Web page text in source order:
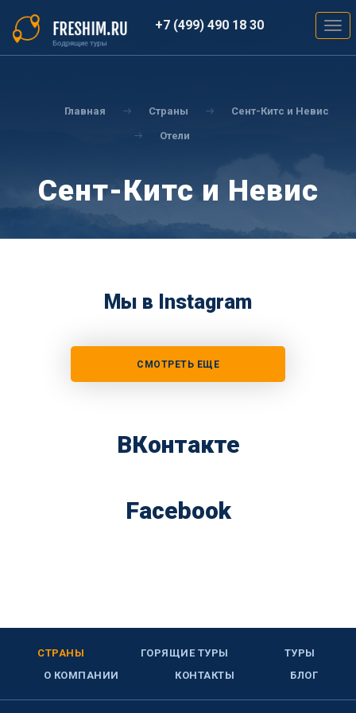
основному
содержанию
+7 (499) 490 18 30
Главная Страны Сент-Китс и Невис
Отели
Сент-Китс и Невис
Мы в Instagram
СМОТРЕТЬ ЕЩЕ
ВКонтакте
Facebook
СТРАНЫ ГОРЯЩИЕ ТУРЫ
ТУРЫ
О КОМПАНИИ
КОНТАКТЫ БЛОГ